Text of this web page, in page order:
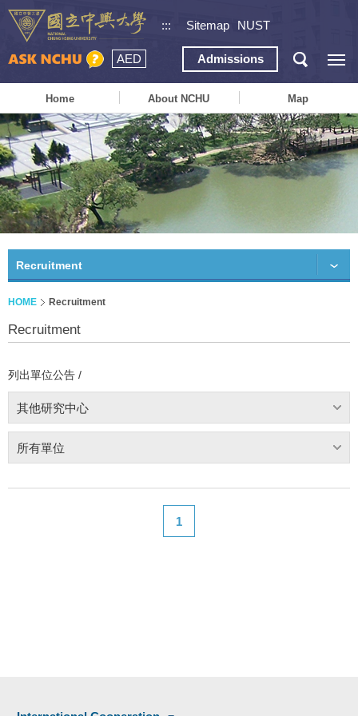
::: Sitemap NUST
AED Admissions
Home About NCHU Map
Recruitment
HOME Recruitment
Recruitment
列出單位公告 /
其他研究中心
所有單位
1